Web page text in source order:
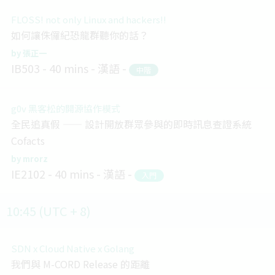
FLOSS! not only Linux and hackers!!
如何讓侏儸紀恐龍群聽你的話？
張正一
IB503 40 mins 漢語 中階
g0v 黑客松的開源協作模式
全民追真假 —— 設計開放群眾參與的即時訊息查證系統
Cofacts
mrorz
IE2102 40 mins 漢語 入門
SDN x Cloud Native x Golang
我們與 M-CORD Release 的距離